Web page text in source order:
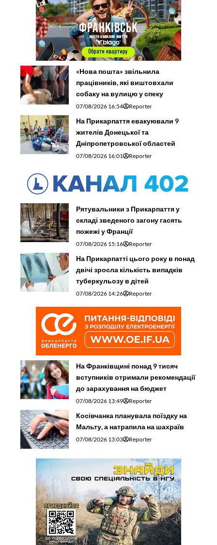
«Нова пошта» звільнила
працівників, які виштовхали
собаку на вулицю у спеку
07/08/2026 16:54 Reporter
На Прикарпаття евакуювали 9
жителів Донецької та
Дніпропетровської областей
07/08/2026 16:01 Reporter
Рятувальники з Прикарпаття у
складі зведеного загону гасять
пожежі у Франції
07/08/2026 15:16 Reporter
На Прикарпатті цього року в понад
двічі зросла кількість випадків
туберкульозу в дітей
07/08/2026 14:26 Reporter
На Франківщині понад 9 тисяч
вступників отримали рекомендації
до зарахування на бюджет
07/08/2026 13:49 Reporter
Косівчанка планувала поїздку на
Мальту, а натрапила на шахраїв
07/08/2026 13:03 Reporter